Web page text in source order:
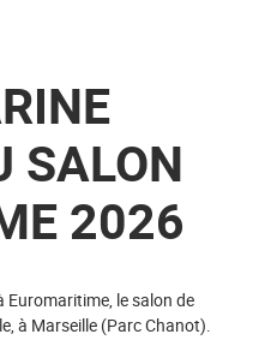
SALON
2026
Euromaritime, le salon de
à Marseille (Parc Chanot).